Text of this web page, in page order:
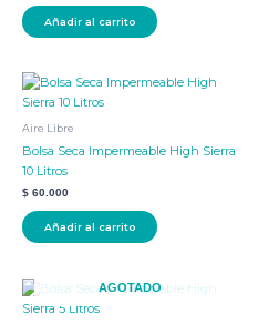
Añadir al carrito
Aire Libre
Bolsa Seca Impermeable High Sierra
10 Litros
$ 60.000
Añadir al carrito
AGOTADO